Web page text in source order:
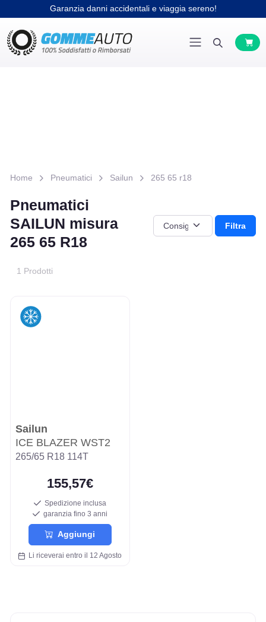
Garanzia danni accidentali e viaggia sereno!
Home Pneumatici Sailun 265 65 r18
Pneumatici
SAILUN misura
265 65 R18
Filtra
1 Prodotti
Sailun
ICE BLAZER WST2
265/65 R18 114T
155,57€
Spedizione inclusa
garanzia fino 3 anni
Aggiungi
Li riceverai entro il 12 Agosto